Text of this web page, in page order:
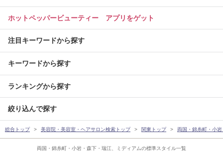
両国・錦糸町・小岩・森下・瑞江、ミディアムの標準スタイル一覧
ホットペッパービューティー アプリをゲット
注目キーワードから探す
キーワードから探す
ランキングから探す
絞り込んで探す
総合トップ 美容院・美容室・ヘアサロン検索トップ 関東トップ 両国・錦糸町・小